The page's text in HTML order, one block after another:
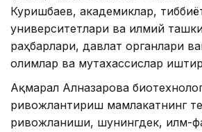
Куришбаев, академиклар,
университетлари ва илмий
раҳбарлари, давлат органлари
олимлар ва мутахассислар
Ақмарал Алназарова
ривожлантириш мамлакатнинг
ривожланиши, шунингдек, илм-